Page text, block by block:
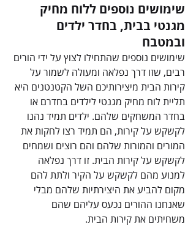
שימושים נוספים ללוח מחיק
מגנטי בבית, בחדר ילדים
ובמטבח
שימושים נוספים שהתחילו לצוץ על ידי הורים
רבים, שזו דרך נפלאה ומעולה לשמור על
קירות הבית מיצירותיכם השל הקטנטנים היא
תליית לוח מחיק מגנטי לילדים בחדרם או
בחדר המשחקים שלהם. ילדים תמיד נהנו
לקשקש על קירות, הם תמיד רצו לחקות את
המורים והמורות שלהם והם רוצים ושמחים
לקשקש על קירות הבית. זו דרך נפלאה
למנוע מהם לקשקש על הקיר ולתת להם
מקום להביע את היצירתיות שלהם מבלי
שאנחנו ההורים נכעס עליהם שהם
משחיתים את קירות הבית.